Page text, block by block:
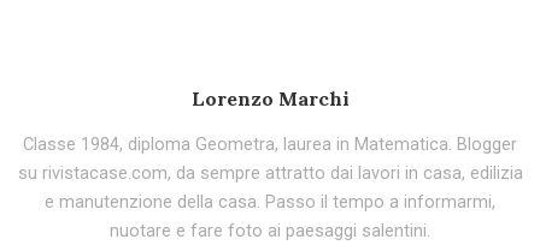
Lorenzo Marchi
Classe 1984, diploma Geometra, laurea in Matematica. Blogger
su rivistacase.com, da sempre attratto dai lavori in casa, edilizia
e manutenzione della casa. Passo il tempo a informarmi,
nuotare e fare foto ai paesaggi salentini.